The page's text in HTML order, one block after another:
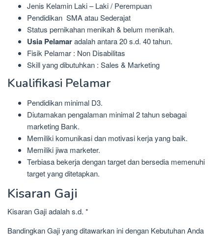
Jenis Kelamin Laki – Laki / Perempuan
Pendidikan SMA atau Sederajat
Status pernikahan menikah & belum menikah.
Usia Pelamaradalah antara 20 s.d. 40 tahun.
Fisik Pelamar : Non Disabilitas
Skill yang dibutuhkan : Sales & Marketing
Kualifikasi Pelamar
Pendidikan minimal D3.
Diutamakan pengalaman minimal 2 tahun sebagai
marketing Bank.
Memiliki komunikasi dan motivasi kerja yang baik.
Memiliki jiwa marketer.
Terbiasa bekerja dengan target dan bersedia memenuhi
target yang ditetapkan.
Kisaran Gaji
Kisaran Gaji adalah s.d. *
Bandingkan Gaji yang ditawarkan ini dengan Kebutuhan Anda